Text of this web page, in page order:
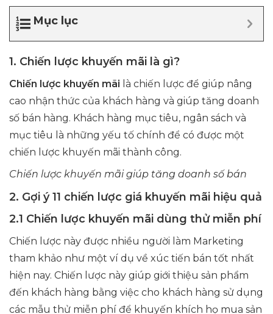
Mục lục
1. Chiến lược khuyến mãi là gì?
Chiến lược khuyến mãi là chiến lược để giúp nâng
cao nhận thức của khách hàng và giúp tăng doanh
số bán hàng. Khách hàng mục tiêu, ngân sách và
mục tiêu là những yếu tố chính để có được một
chiến lược khuyến mãi thành công.
Chiến lược khuyến mãi giúp tăng doanh số bán
2. Gợi ý 11 chiến lược giá khuyến mãi hiệu quả
2.1 Chiến lược khuyến mãi dùng thử miễn phí
Chiến lược này được nhiều người làm Marketing
tham khảo như một ví dụ về xúc tiến bán tốt nhất
hiện nay. Chiến lược này giúp giới thiệu sản phẩm
đến khách hàng bằng việc cho khách hàng sử dụng
các mẫu thử miễn phí để khuyến khích họ mua sản